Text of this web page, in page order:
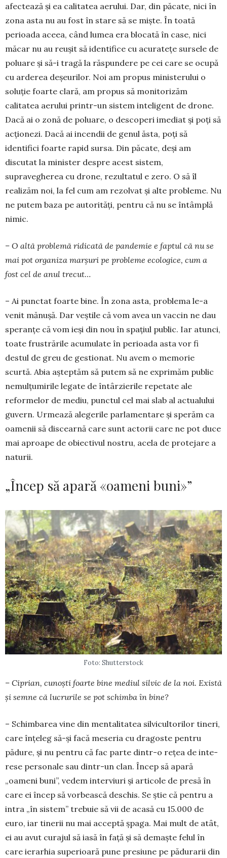
afec­tează și ea calitatea aerului. Dar, din păcate, nici în
zona asta nu au fost în stare să se miște. În toată
perioada aceea, când lumea era blocată în case, nici
măcar nu au reușit să identifice cu acuratețe sursele de
poluare și să-i tragă la răspundere pe cei care se ocu­pă
cu arderea deșeurilor. Noi am propus mi­nis­terului o
soluție foarte clară, am propus să moni­to­rizăm
calitatea aerului printr-un sistem inteligent de drone.
Dacă ai o zonă de poluare, o descoperi ime­diat și poți să
acționezi. Dacă ai incendii de genul ăsta, poți să
identifici foarte rapid sursa. Din păcate, deși am
discutat la minister despre acest sistem,
supravegherea cu drone, rezultatul e zero. O să îl
realizăm noi, la fel cum am rezolvat și alte probleme. Nu
ne putem baza pe autorități, pentru că nu se întâmplă
nimic.
– O altă problemă ridicată de pandemie e fap­tul că nu se
mai pot organiza marșuri pe pro­ble­me ecologice, cum a
fost cel de anul trecut…
– Ai punctat foarte bine. În zona asta, problema le-a
venit mănușă. Dar veștile că vom avea un vac­cin ne dau
speranțe că vom ieși din nou în spațiul public. Iar atunci,
toate frustrările acumulate în pe­rioada asta vor fi
destul de greu de gestionat. Nu avem o memorie
scurtă. Abia așteptăm să putem să ne exprimăm public
nemulțumirile legate de întârzierile repetate ale
reformelor de mediu, punc­tul cel mai slab al actualului
guvern. Urmează ale­ge­rile parlamentare și sperăm ca
oamenii să dis­cearnă care sunt actorii care ne pot duce
mai aproa­pe de obiectivul nostru, acela de protejare a
naturii.
„Încep să apară «oameni buni»”
Foto: Shutterstock
– Ciprian, cunoști foarte bine mediul silvic de la noi. Există
și semne că lu­cru­rile se pot schimba în bine?
– Schimbarea vine din men­ta­litatea silvicul­to­rilor tineri,
care în­țeleg să-și facă meseria cu dra­gos­te pentru
pădure, și nu pentru că fac parte din­tr-o rețea de inte­
rese personale sau dintr-un clan. Încep să apară
„oameni buni”, vedem in­terviuri și articole de pre­­să în
care ei încep să vor­beas­că deschis. Se știe că pentru a
intra „în sistem” tre­­buie să vii de acasă cu 15.000 de
euro, iar tinerii nu mai acceptă șpaga. Mai mult de atât,
ei au avut cu­rajul să iasă în față și să de­maș­te felul în
care ie­rarhia superioară pune presiu­ne pe pădurarii din